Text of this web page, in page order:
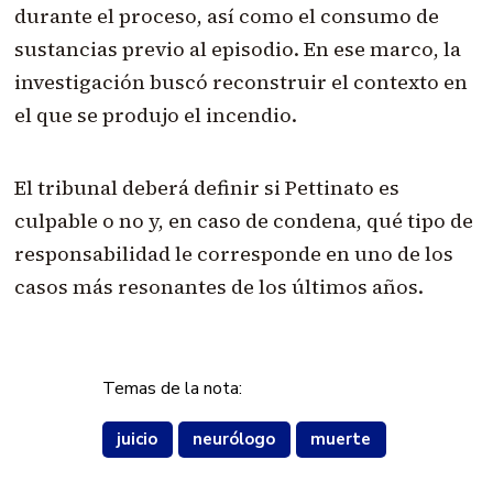
durante el proceso, así como el consumo de
sustancias previo al episodio. En ese marco, la
investigación buscó reconstruir el contexto en
el que se produjo el incendio.
El tribunal deberá definir si Pettinato es
culpable o no y, en caso de condena, qué tipo de
responsabilidad le corresponde en uno de los
casos más resonantes de los últimos años.
Temas de la nota:
juicio neurólogo muerte